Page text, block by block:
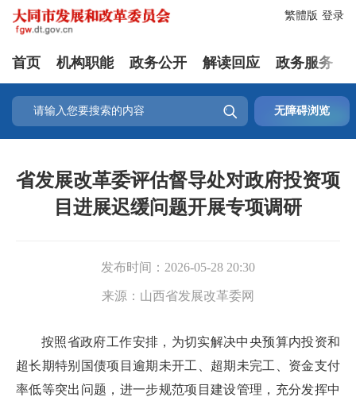
登录
繁體版
首页 机构职能 政务公开 解读回应 政务服务
 无障碍浏览
省发展改革委评估督导处对政府投资项
目进展迟缓问题开展专项调研
发布时间： 2026-05-28 20:30
来源： 山西省发展改革委网
按照省政府工作安排，为切实解决中央预算内投资和
超长期特别国债项目逾期未开工、超期未完工、资金支付
率低等突出问题，进一步规范项目建设管理，充分发挥中